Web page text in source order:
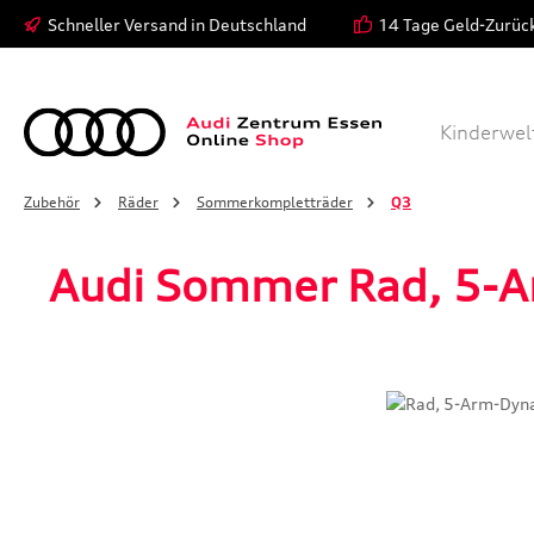
Hauptinhalt springen
Zur Suche springen
Zur Hauptnavigation springen
Schneller Versand in Deutschland 14 Tage Geld-
Modelle Bekleidung
Zubehör Räder Sommerkompletträder Q3
Audi Sommer Rad, 5-